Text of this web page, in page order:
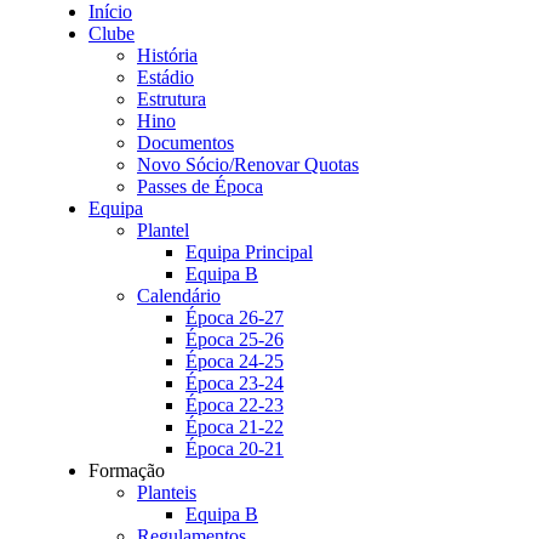
Início
Clube
História
Estádio
Estrutura
Hino
Documentos
Novo Sócio/Renovar Quotas
Passes de Época
Equipa
Plantel
Equipa Principal
Equipa B
Calendário
Época 26-27
Época 25-26
Época 24-25
Época 23-24
Época 22-23
Época 21-22
Época 20-21
Formação
Planteis
Equipa B